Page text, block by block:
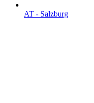
AT - Salzburg